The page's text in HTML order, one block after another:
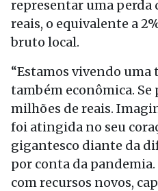
representar uma perda
reais, o equivalente a
bruto local.
“Estamos vivendo uma
também econômica. Se
milhões de reais.
foi atingida no seu
gigantesco diante da
por conta da
com recursos novos,